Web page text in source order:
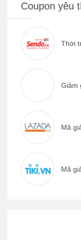
Coupon yêu
Thời
Giảm
Mã
Mã